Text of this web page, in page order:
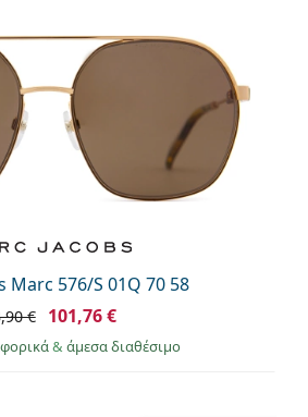
Marc 576/S 01Q 70 58
€ 101,76 €
& άμεσα διαθέσιμο